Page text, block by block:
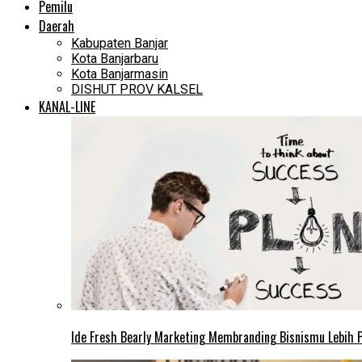
Pemilu
Daerah
Kabupaten Banjar
Kota Banjarbaru
Kota Banjarmasin
DISHUT PROV KALSEL
KANAL-LINE
Ide Fresh Bearly Marketing Membranding Bisnismu Lebih